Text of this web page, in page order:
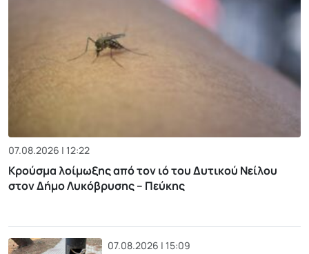
07.08.2026 | 12:22
Κρούσμα λοίμωξης από τον ιό του Δυτικού Νείλου
στον Δήμο Λυκόβρυσης – Πεύκης
07.08.2026 | 15:09